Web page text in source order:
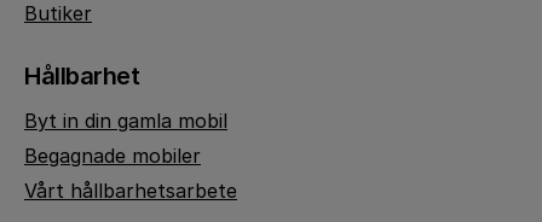
Butiker
Hållbarhet
Byt in din gamla mobil
Begagnade mobiler
Vårt hållbarhetsarbete